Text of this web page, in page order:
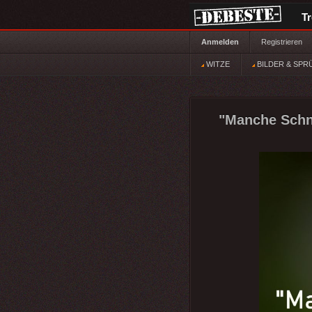
Anmelden Registrieren
WITZE BILDER &
"Manche